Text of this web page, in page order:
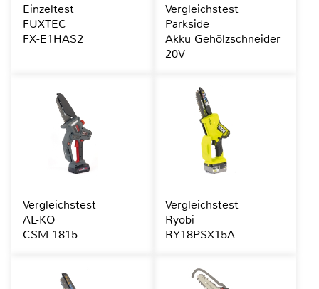
Einzeltest
FUXTEC
FX-E1HAS2
Vergleichstest
Parkside
Akku Gehölzschneider
20V
Vergleichstest
AL-KO
CSM 1815
Vergleichstest
Ryobi
RY18PSX15A